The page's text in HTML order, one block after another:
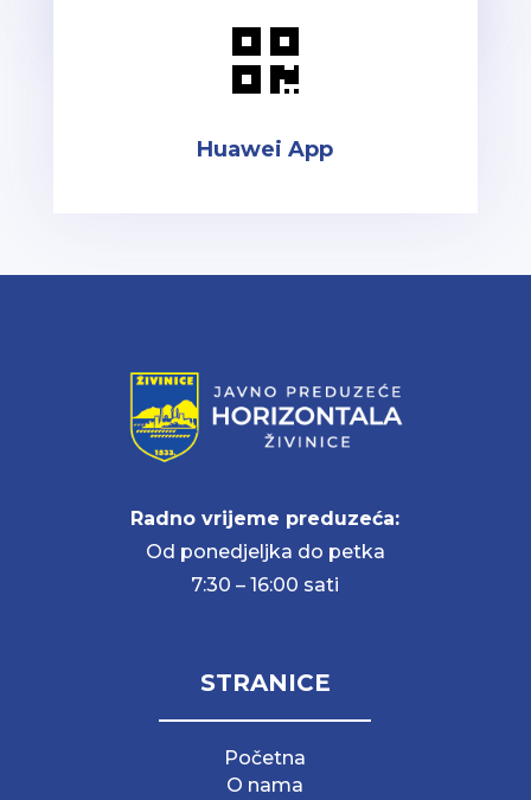

Huawei App
Radno vrijeme preduzeća:
Od ponedjeljka do petka
7:30 – 16:00 sati
STRANICE
Početna
O nama